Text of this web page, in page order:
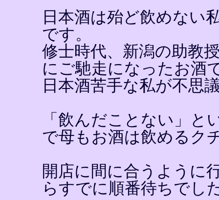
日本酒は殆ど飲めない
です。
修士時代、新潟の助教
にご馳走になったお酒
日本酒苦手な私が不思
「飲んだことない」と
で母もお酒は飲めるク
開店に間に合うように
らすでに順番待ちでし